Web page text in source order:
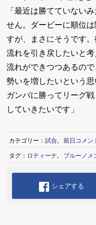
「最近は勝てていない
せん。ダービーに順位
すが、まさにそうです
流れを引き戻したいと
流れができつつあるの
勢いを増したいという
ガンバに勝ってリーグ
していきたいです」
カテゴリー：試合,
前日コメン
タグ： ロティーナ, ブルーノメ
シェアする